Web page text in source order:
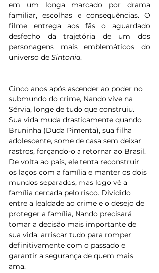
em um longa marcado por drama
familiar, escolhas e consequências. O
filme entrega aos fãs o aguardado
desfecho da trajetória de um dos
personagens mais emblemáticos do
universo de Sintonia.
Cinco anos após ascender ao poder no
submundo do crime, Nando vive na
Sérvia, longe de tudo que construiu.
Sua vida muda drasticamente quando
Bruninha (Duda Pimenta), sua filha
adolescente, some de casa sem deixar
rastros, forçando-o a retornar ao Brasil.
De volta ao país, ele tenta reconstruir
os laços com a família e manter os dois
mundos separados, mas logo vê a
família cercada pelo risco. Dividido
entre a lealdade ao crime e o desejo de
proteger a família, Nando precisará
tomar a decisão mais importante de
sua vida: arriscar tudo para romper
definitivamente com o passado e
garantir a segurança de quem mais
ama.